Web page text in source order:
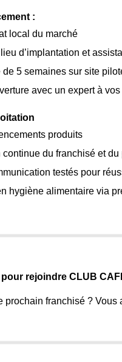
:
local du marché
d’implantation et
5 semaines sur site
avec un expert à
produits
du franchisé et du
testés pour
hygiène alimentaire via
rejoindre CLUB
prochain franchisé ?